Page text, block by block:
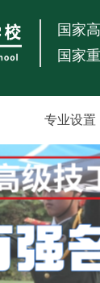
国家
国家
专业设置